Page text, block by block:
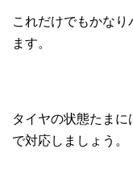
これだけでもかな
ます。
タイヤの状態たま
で対応しましょう。